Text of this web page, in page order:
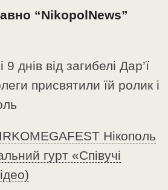
“NikopolNews”
днів від загибелі Дар’ї
присвятили їй ролик і
Нікополь
гурт «Співучі